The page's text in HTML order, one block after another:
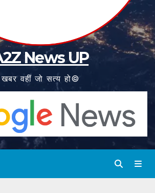
News UP
खबर वहीं जो सत्य हो©